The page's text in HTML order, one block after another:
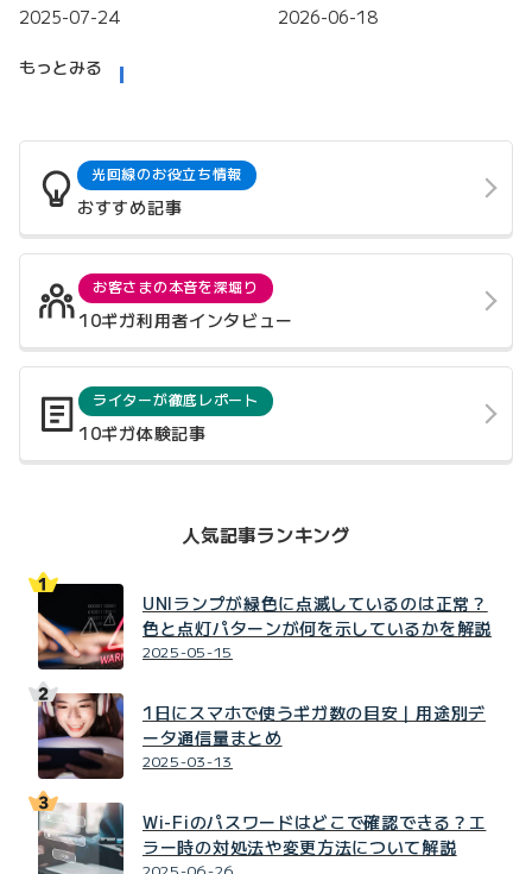
2025-07-24
2026-06-18
もっとみる
光回線のお役立ち情報
おすすめ記事
お客さまの本音を深堀り
10ギガ利用者インタビュー
ライターが徹底レポート
10ギガ体験記事
人気記事ランキング
UNIランプが緑色に点滅しているのは正常？
色と点灯パターンが何を示しているかを解説
2025-05-15
1日にスマホで使うギガ数の目安｜用途別デ
ータ通信量まとめ
2025-03-13
Wi-Fiのパスワードはどこで確認できる？エ
ラー時の対処法や変更方法について解説
2025-06-26